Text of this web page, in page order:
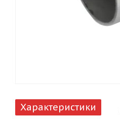
Характеристики